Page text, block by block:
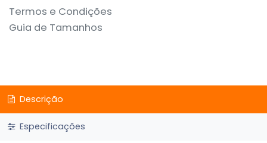
Termos e Condições
Guia de Tamanhos
Descrição
Especificações